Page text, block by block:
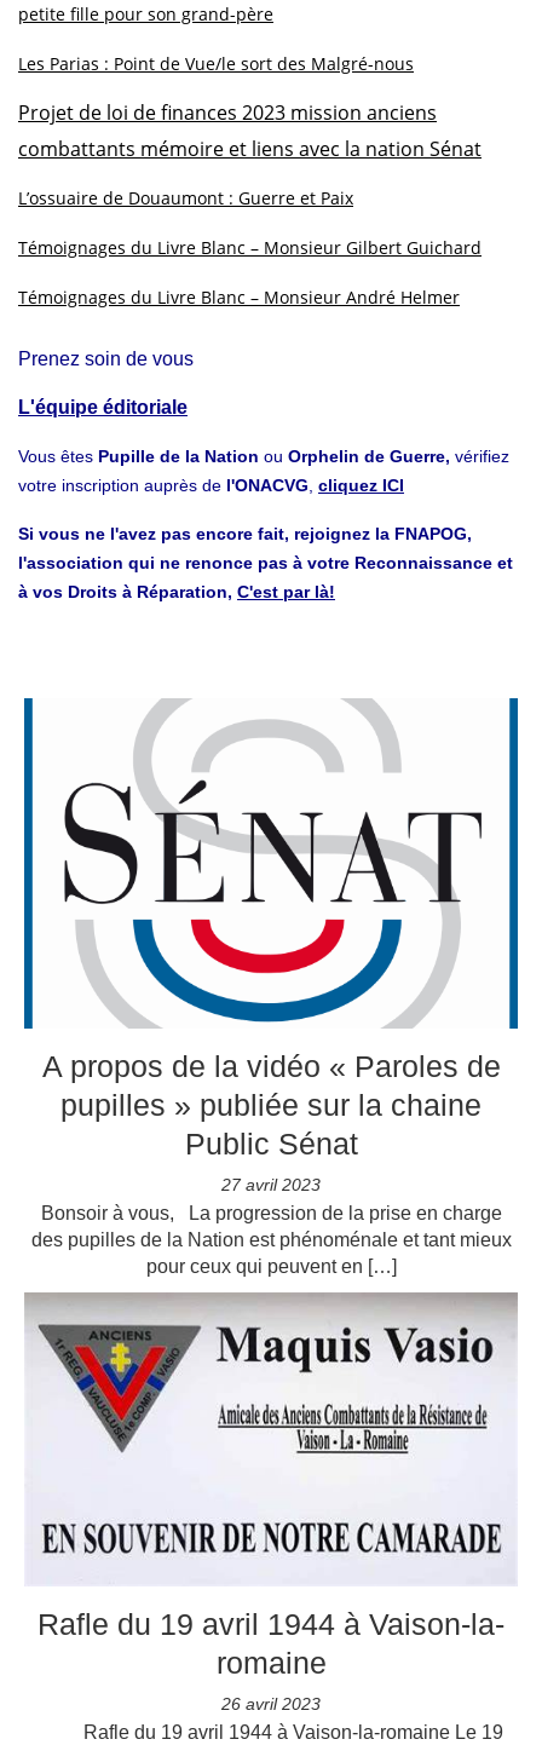
petite fille pour son grand-père
Les Parias : Point de Vue/le sort des Malgré-nous
Projet de loi de finances 2023 mission anciens
combattants mémoire et liens avec la nation Sénat
L’ossuaire de Douaumont : Guerre et Paix
Témoignages du Livre Blanc – Monsieur Gilbert Guichard
Témoignages du Livre Blanc – Monsieur André Helmer
Prenez soin de vous
L'équipe éditoriale
Vous êtes Pupille de la Nation ou Orphelin de Guerre, vérifiez
votre inscription auprès de l'ONACVG cliquez ICI
Si vous ne l'avez pas encore fait, rejoignez la FNAPOG,
l'association qui ne renonce pas à votre Reconnaissance et
à vos Droits à Réparation, C'est par là!
A propos de la vidéo « Paroles de
pupilles » publiée sur la chaine
Public Sénat
27 avril 2023
Bonsoir à vous, La progression de la prise en charge
des pupilles de la Nation est phénoménale et tant mieux
pour ceux qui peuvent en […]
Rafle du 19 avril 1944 à Vaison-la-
romaine
26 avril 2023
Rafle du 19 avril 1944 à Vaison-la-romaine Le 19